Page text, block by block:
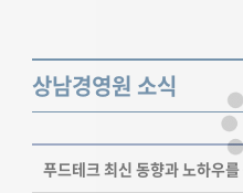
상남경영원 소식
푸드테크 최신 동향과 노하우